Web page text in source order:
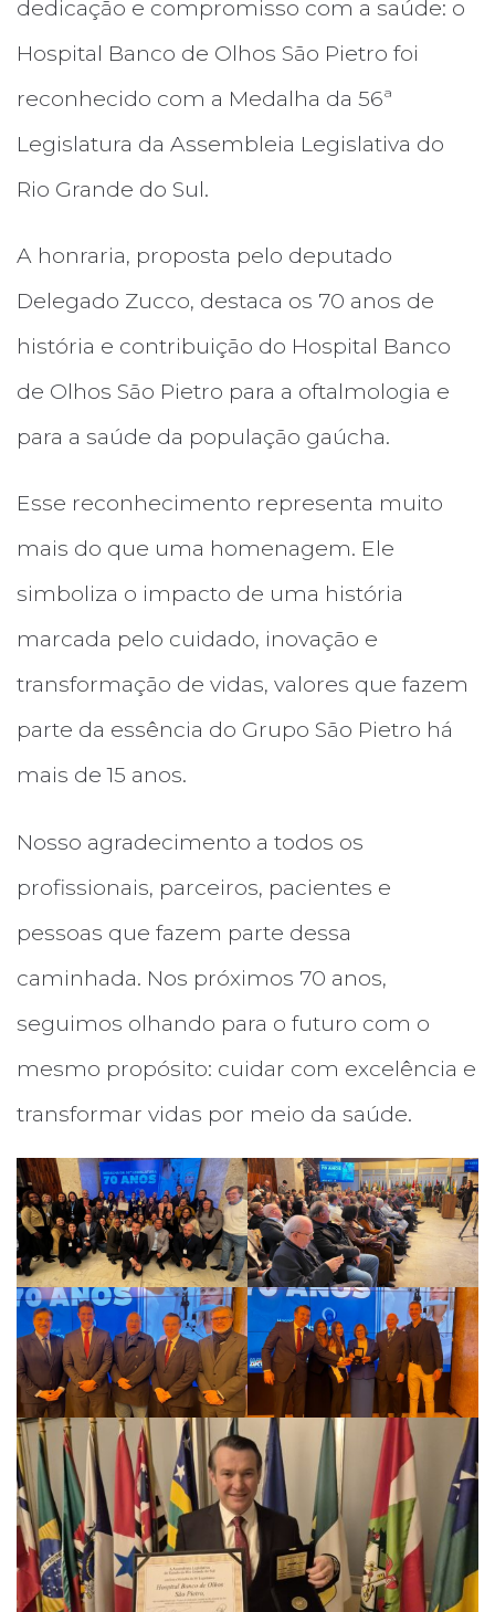
dedicação e compromisso com a saúde: o
Hospital Banco de Olhos São Pietro foi
reconhecido com a Medalha da 56ª
Legislatura da Assembleia Legislativa do
Rio Grande do Sul.
A honraria, proposta pelo deputado
Delegado Zucco, destaca os 70 anos de
história e contribuição do Hospital Banco
de Olhos São Pietro para a oftalmologia e
para a saúde da população gaúcha.
Esse reconhecimento representa muito
mais do que uma homenagem. Ele
simboliza o impacto de uma história
marcada pelo cuidado, inovação e
transformação de vidas, valores que fazem
parte da essência do Grupo São Pietro há
mais de 15 anos.
Nosso agradecimento a todos os
profissionais, parceiros, pacientes e
pessoas que fazem parte dessa
caminhada. Nos próximos 70 anos,
seguimos olhando para o futuro com o
mesmo propósito: cuidar com excelência e
transformar vidas por meio da saúde.